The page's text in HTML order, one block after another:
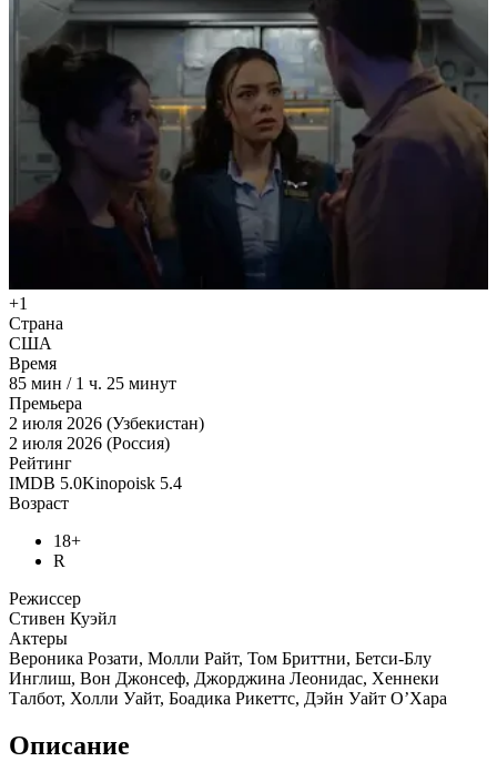
+1
Страна
США
Время
85 мин / 1 ч. 25 минут
Премьера
2 июля 2026 (Узбекистан)
2 июля 2026 (Россия)
Рейтинг
IMDB 5.0Kinopoisk 5.4
Возраст
18+
R
Режиссер
Стивен Куэйл
Актеры
Вероника Розати, Молли Райт, Том Бриттни, Бетси-Блу
Инглиш, Вон Джонсеф, Джорджина Леонидас, Хеннеки
Талбот, Холли Уайт, Боадика Рикеттс, Дэйн Уайт О’Хара
Описание